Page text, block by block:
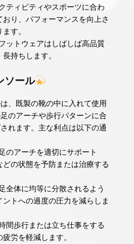
ティビティやスポーツに合わ
り、パフォーマンスを向上さ
す。
ットウェアはしばしば高品質
持ちします。
ソール
、既製の靴の中に入れて使用
のアーチや歩行パターンに合
れます。主な利点は以下の通
のアーチを適切にサポート
どの状態を予防または治療する
全体に均等に分散されるよう
トへの過度の圧力を減らしま
間歩行または立ち仕事をする
労を軽減します。